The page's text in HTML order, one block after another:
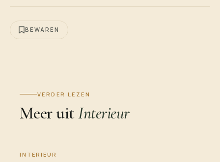
BEWAREN
VERDER LEZEN
Meer uitInterieur
INTERIEUR